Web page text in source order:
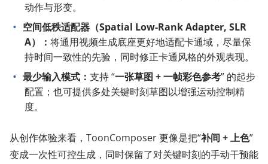
动作与形变。
空间低秩适配器（Spatial Low-Rank Adapter, SLR
A）： 将通用视频生成底座更好地适配卡通域，尽量保
持时间一致性的先验，同时修正卡通风格的外观表现。
最少输入模式： 支持 “一张草图 + 一帧彩色参考” 的起步
配置；也可提供多处关键时刻草图以增强运动控制精
度。
从创作体验来看，ToonComposer 更像是把“补间 + 上色”
变成一次性可控生成，同时保留了对关键时刻的手动干预能